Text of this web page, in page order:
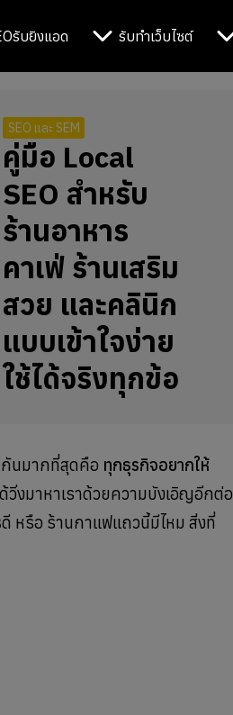
รับยิงแอด รับทำเว็บไซต์
SEO และ SEM
คู่มือ Local
SEO สำหรับ
ร้านอาหาร
คาเฟ่ ร้านเสริม
สวย และคลินิก
แบบเข้าใจง่าย
ใช้ได้จริงทุกข้อ
กันมากที่สุดคือ ทุกธุรกิจอยากให้
งมาหาเราด้วยความบังเอิญอีกต่อ
หรือ ร้านกาแฟแถวนี้มีไหม สิ่งที่